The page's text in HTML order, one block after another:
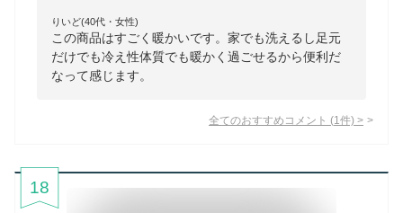
りいど(40代・女性)
この商品はすごく暖かいです。家でも洗えるし足元
だけでも冷え性体質でも暖かく過ごせるから便利だ
なって感じます。
全てのおすすめコメント (1 件) >
18